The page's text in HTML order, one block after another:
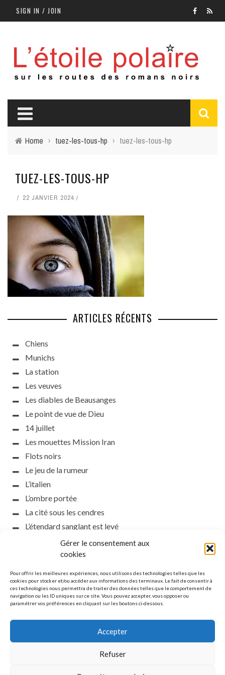
Gérer le consentement aux
cookies
Pour offrir les meilleures expériences, nous utilisons des technologies telles que les
cookies pour stocker et/ou accéder aux informations des terminaux. Le fait de consentir à
ces technologies nous permettra de traiter des données telles que le comportement de
navigation ou les ID uniques sur ce site. Vous pouvez accepter, vous opposer ou
paramétrer vos préférences en cliquant sur les boutons ci-dessous.
Accepter
Refuser
SIGN IN / JOIN
Home › tuez-les-tous-hp › tuez-les-tous-hp
TUEZ-LES-TOUS-HP
22 JANVIER 2024
ARTICLES RÉCENTS
Chiens
Munichs
La station
Les veuves
Les diables de Beausanges
Le point de vue de Dieu
14 juillet
Les mouettes Mission Iran
Flots noirs
Le jeu de la rumeur
L’italien
L’ombre portée
La cité sous les cendres
L’étendard sanglant est levé
L’incident d’Helsinki
la petite fasciste
Loch noir
Que s’obscurcissent le soleil et la lumière